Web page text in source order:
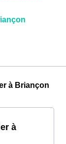
à Briançon
à